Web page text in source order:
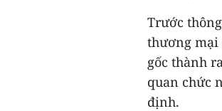
Trước
thương mại
gốc thành
quan chức
định.